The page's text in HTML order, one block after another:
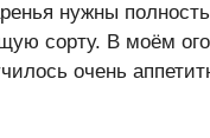
нужны
сорту. В моём
очень